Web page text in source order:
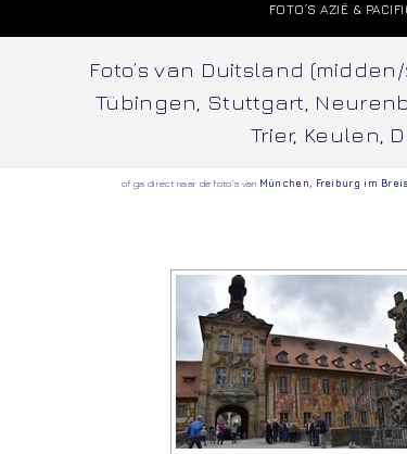
FOTO’S AZIË &
Foto’s van Duitsland
Tübingen, Stuttgart,
Trier, Keulen,
of ga direct naar de foto’s van München Freiburg im